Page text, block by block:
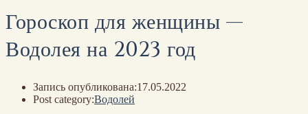
Гороскоп для женщины —
Водолея на 2023 год
Запись опубликована:17.05.2022
Post category:Водолей